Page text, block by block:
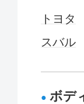
トヨタ
スバル
ボデ